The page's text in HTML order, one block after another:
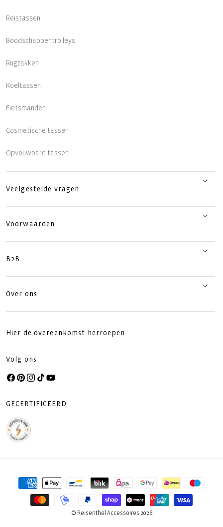
Reistassen
Boodschappentrolleys
Rugzakken
Koeltassen
Fietsmanden
Cosmetische tassen
Opvouwbare tassen
Veelgestelde vragen
Voorwaarden
B2B
Over ons
Hier de overeenkomst herroepen
Volg ons
Facebook
Pinterest
Instagram
TikTokYouTube
GECERTIFICEERD
Betaalmethoden
© Reisenthel Accessoires 2026